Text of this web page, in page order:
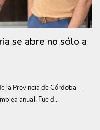
se abre no sólo a
la Provincia de Córdoba –
anual. Fue d...